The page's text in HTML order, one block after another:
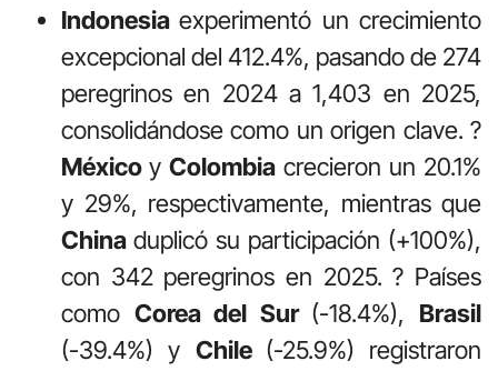
Indonesiaexperimentó un crecimiento
excepcional del 412.4%, pasando de 274
peregrinos en 2024 a 1,403 en 2025,
consolidándose como un origen clave. ?
MéxicoyColombia crecieron un 20.1%
y 29%, respectivamente, mientras que
China duplicó su participación (+100%),
con 342 peregrinos en 2025.? Países
como Corea del Sur (-18.4%), Brasil
(-39.4%) y Chile (-25.9%) registraron